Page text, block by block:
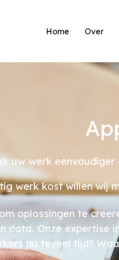
Home Over
uw werk eenvoudiger
werk kost willen wij
oplossingen te
data. Onze expertise
nu teveel tijd?